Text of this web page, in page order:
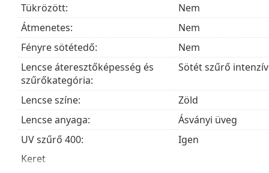
A napszemüveget eredeti tokjában szállítjuk. A tok
A mellékelt kendő ideális a napszemüvegek
helyett szövetzsák is tartozhat.
Fedezze fel anapszemüvegkínálatot, hogy további
Tükrözött:
Nem
Átmenetes:
Nem
Fényre sötétedő:
Nem
Lencse áteresztőképesség és
szűrőkategória:
Sötét szűrő
Lencse színe:
Zöld
Lencse anyaga:
Ásványi üveg
UV szűrő 400:
Igen
Keret